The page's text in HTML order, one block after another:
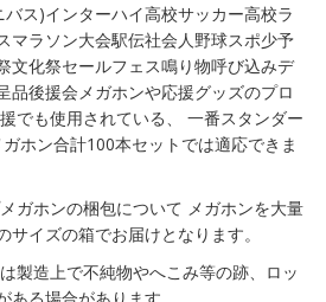
ス)インターハイ高校サッカー高校ラ
マラソン大会駅伝社会人野球スポ少予
文化祭セールフェス鳴り物呼び込みデ
品後援会メガホンや応援グッズのプロ
でも使用されている、 一番スタンダー
ホン合計100本セットでは適応できま
ホンの梱包について メガホンを大量
イズの箱でお届けとなります。
製造上で不純物やへこみ等の跡、ロッ
ある場合があります。